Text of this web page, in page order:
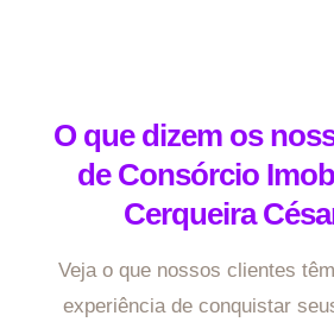
O que dizem os
de Consórcio
Cerqueira
Veja o que nossos clientes
experiência de conquistar